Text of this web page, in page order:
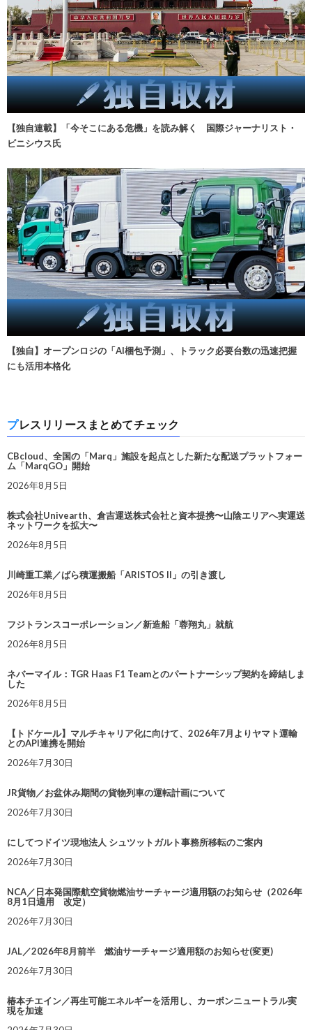
【独自連載】「今そこにある危機」を読み解く 国際ジャーナリスト・
ビニシウス氏
【独自】オープンロジの「AI梱包予測」、トラック必要台数の迅速把握
にも活用本格化
プレスリリースまとめてチェック
CBcloud、全国の「Marq」施設を起点とした新たな配送プラットフォー
ム「MarqGO」開始
2026年8月5日
株式会社Univearth、倉吉運送株式会社と資本提携〜山陰エリアへ実運送
ネットワークを拡大〜
2026年8月5日
川崎重工業／ばら積運搬船「ARISTOS II」の引き渡し
2026年8月5日
フジトランスコーポレーション／新造船「蓉翔丸」就航
2026年8月5日
ネバーマイル：TGR Haas F1 Teamとのパートナーシップ契約を締結しま
した
2026年8月5日
【トドケール】マルチキャリア化に向けて、2026年7月よりヤマト運輸
とのAPI連携を開始
2026年7月30日
JR貨物／お盆休み期間の貨物列車の運転計画について
2026年7月30日
にしてつドイツ現地法人 シュツットガルト事務所移転のご案内
2026年7月30日
NCA／日本発国際航空貨物燃油サーチャージ適用額のお知らせ（2026年
8月1日適用 改定）
2026年7月30日
JAL／2026年8月前半 燃油サーチャージ適用額のお知らせ(変更)
2026年7月30日
椿本チエイン／再生可能エネルギーを活用し、カーボンニュートラル実
現を加速